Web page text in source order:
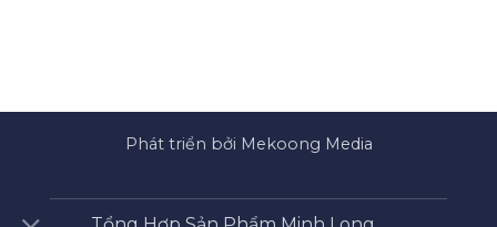
Phát triển bởi Mekoong Media